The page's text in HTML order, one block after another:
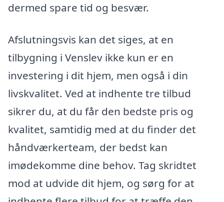
dermed spare tid og besvær.
Afslutningsvis kan det siges, at en
tilbygning i Venslev ikke kun er en
investering i dit hjem, men også i din
livskvalitet. Ved at indhente tre tilbud
sikrer du, at du får den bedste pris og
kvalitet, samtidig med at du finder det
håndværkerteam, der bedst kan
imødekomme dine behov. Tag skridtet
mod at udvide dit hjem, og sørg for at